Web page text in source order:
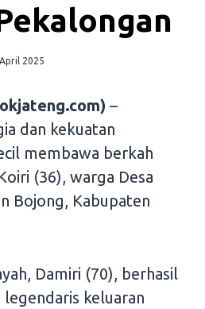
2025
–
dan kekuatan
membawa berkah
(36), warga Desa
Bojong, Kabupaten
Damiri (70), berhasil
keluaran